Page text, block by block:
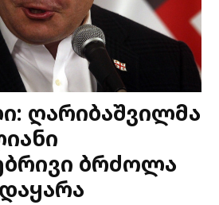
ღარიბაშვილმა
ბრძოლა